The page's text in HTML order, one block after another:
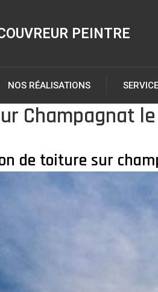
PEINTRE
NOS RÉALISATIONS
Champagnat
de toiture sur